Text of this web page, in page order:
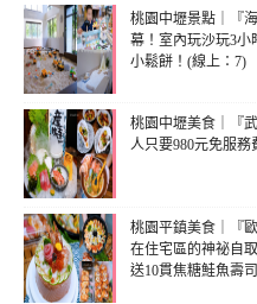
桃園中壢景點｜『
幕！室內玩沙玩3小
小鬆餅！(線上：7)
桃園中壢美食｜『
人只要980元免服務
桃園平鎮美食｜『
在住宅區的神祕自
送10貫焦糖鮭魚壽